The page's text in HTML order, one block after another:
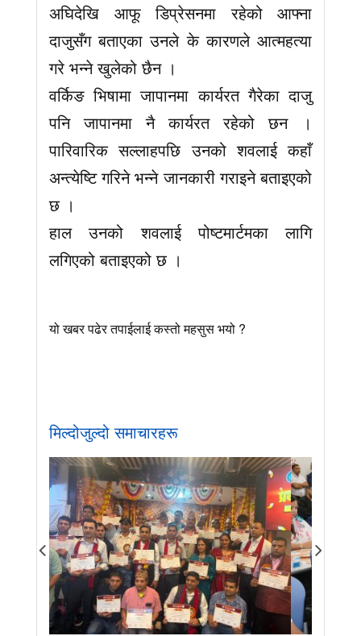
अघिदेखि आफू डिप्रेसनमा रहेको आफ्ना
दाजुसँग बताएका उनले के कारणले आत्महत्या
गरे भन्ने खुलेको छैन ।
वर्किङ भिषामा जापानमा कार्यरत गैरेका दाजु
पनि जापानमा नै कार्यरत रहेको छन ।
पारिवारिक सल्लाहपछि उनको शवलाई कहाँ
अन्त्येष्टि गरिने भन्ने जानकारी गराइने बताइएको
छ ।
हाल उनको शवलाई पोष्टमार्टमका लागि
लगिएको बताइएको छ ।
यो खबर पढेर तपाईलाई कस्तो महसुस भयो ?
मिल्दोजुल्दो समाचारहरू